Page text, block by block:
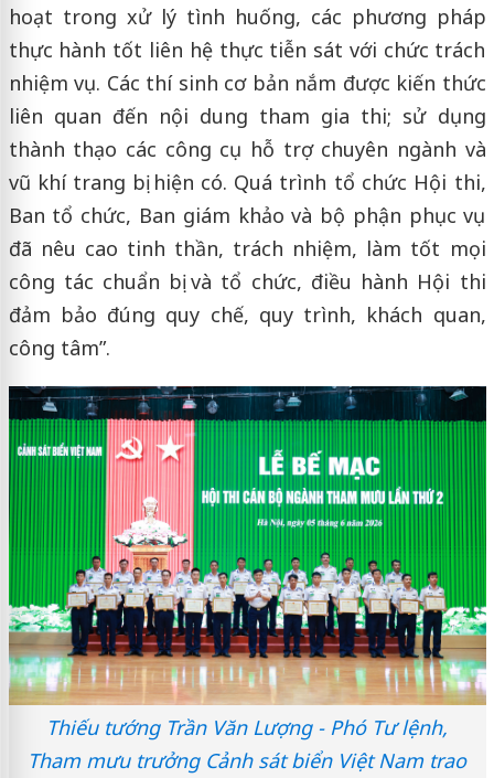
hoạt trong xử lý tình huống, các phương pháp
thực hành tốt liên hệ thực tiễn sát với chức trách
nhiệm vụ. Các thí sinh cơ bản nắm được kiến thức
liên quan đến nội dung tham gia thi; sử dụng
thành thạo các công cụ hỗ trợ chuyên ngành và
vũ khí trang bị hiện có. Quá trình tổ chức Hội thi,
Ban tổ chức, Ban giám khảo và bộ phận phục vụ
đã nêu cao tinh thần, trách nhiệm, làm tốt mọi
công tác chuẩn bị và tổ chức, điều hành Hội thi
đảm bảo đúng quy chế, quy trình, khách quan,
công tâm”.
Thiếu tướng Trần Văn Lượng - Phó Tư lệnh,
Tham mưu trưởng Cảnh sát biển Việt Nam trao